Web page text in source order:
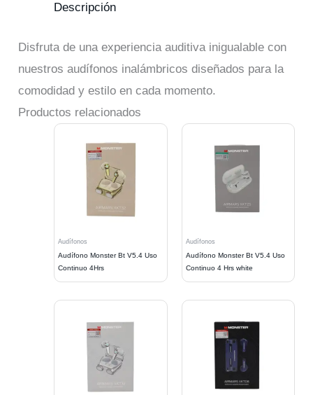
Descripción
Disfruta de una experiencia auditiva inigualable con
nuestros audífonos inalámbricos diseñados para la
comodidad y estilo en cada momento.
Productos relacionados
Audífonos
Audífono Monster Bt V5.4 Uso
Continuo 4Hrs
Audífonos
Audífono Monster Bt V5.4 Uso
Continuo 4 Hrs white